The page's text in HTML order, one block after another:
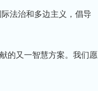
法治和多边主义，倡导
的又一智慧方案。我们愿